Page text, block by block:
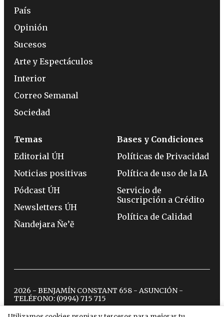
País
Opinión
Sucesos
Arte y Espectáculos
Interior
Correo Semanal
Sociedad
Temas
Editorial ÚH
Noticias positivas
Pódcast ÚH
Newsletters ÚH
Ñandejara Ñe’ẽ
Bases y Condiciones
Políticas de Privacidad
Política de uso de la IA
Servicio de
Suscripción a Crédito
Política de Calidad
2026 - BENJAMÍN CONSTANT 658 - ASUNCIÓN -
TELÉFONO: (0994) 715 715